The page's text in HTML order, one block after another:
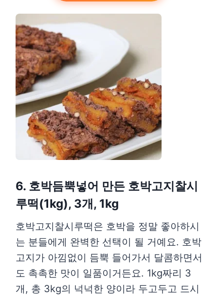
6. 호박듬뿍넣어 만든 호박고지찰시
루떡(1kg), 3개, 1kg
호박고지찰시루떡은 호박을 정말 좋아하시
는 분들에게 완벽한 선택이 될 거예요. 호박
고지가 아낌없이 듬뿍 들어가서 달콤하면서
도 촉촉한 맛이 일품이거든요. 1kg짜리 3
개, 총 3kg의 넉넉한 양이라 두고두고 드시